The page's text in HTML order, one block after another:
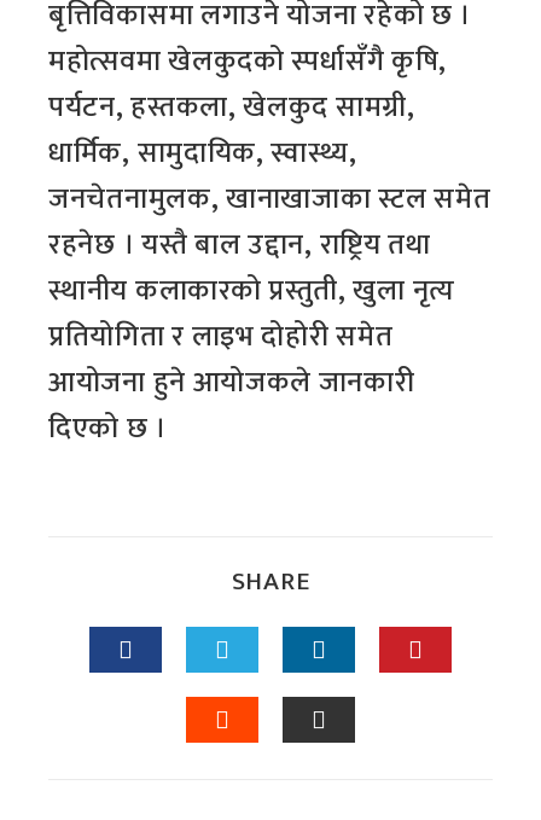
बृत्तिविकासमा लगाउने योजना रहेको छ ।
महोत्सवमा खेलकुदको स्पर्धासँगै कृषि,
पर्यटन, हस्तकला, खेलकुद सामग्री,
धार्मिक, सामुदायिक, स्वास्थ्य,
जनचेतनामुलक, खानाखाजाका स्टल समेत
रहनेछ । यस्तै बाल उद्दान, राष्ट्रिय तथा
स्थानीय कलाकारको प्रस्तुती, खुला नृत्य
प्रतियोगिता र लाइभ दोहोरी समेत
आयोजना हुने आयोजकले जानकारी
दिएको छ ।
SHARE